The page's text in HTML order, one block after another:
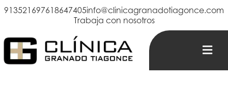
913521697618647405info@clinicagranadotiagonce.com
Trabaja con nosotros